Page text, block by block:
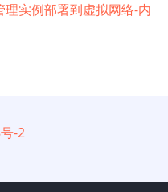
理实例部署到虚拟网络-内
-2